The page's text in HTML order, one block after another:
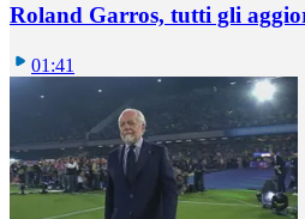
Roland Garros, tutti gli
01:41